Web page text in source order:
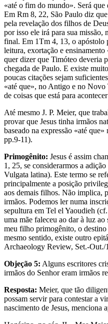
«até o fim do mundo». Será que
Em Rm 8, 22, São Paulo diz
pela revelação dos filhos de
por isso ele irá para sua missão,
final. Em 1Tm 4, 13, o apóstolo
leitura, exortação e
quer dizer que Timóteo deveria
chegada de Paulo. E existe
poucas citações sejam
«até que», no Antigo e no Novo
de coisas que está para
Até mesmo J. P. Meier, que
provar que Jesus tinha irmãos
baseado na expressão «até
pp.9-11).
Primogênito: Jesus é assim
1, 25, se considerarmos a
Vulgata latina). Este termo se
principalmente a posição
aos demais filhos. Não implica,
irmãos. Podemos ler numa
sepultura em Tel el Yaoudieh
uma mãe faleceu ao dar à luz
meu filho primogênito, o
mesmo sentido, existe outro
Archaeology Review, Set.-Out./
Objeção 5: Alguns escritores
irmãos do Senhor eram irmãos
Resposta: Meier, que tão
possam servir para contestar a
nascimento de Jesus, menciona